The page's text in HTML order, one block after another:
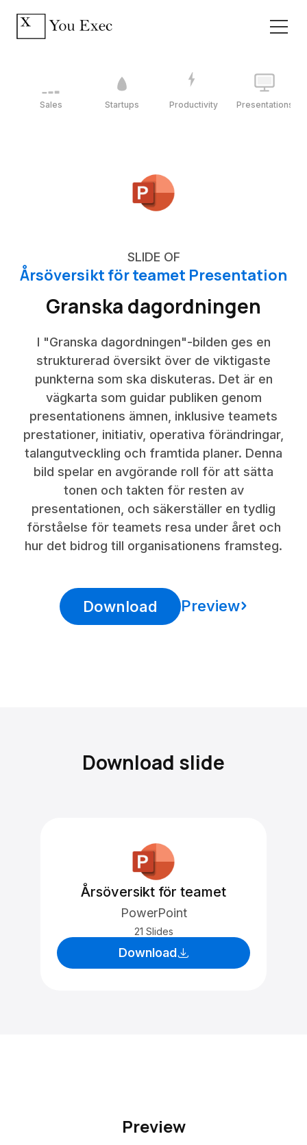
Sales Startups Productivity Presentations
SLIDE OF
Årsöversikt för teamet Presentation
Granska dagordningen
I "Granska dagordningen"-bilden ges en
strukturerad översikt över de viktigaste
punkterna som ska diskuteras. Det är en
vägkarta som guidar publiken genom
presentationens ämnen, inklusive teamets
prestationer, initiativ, operativa förändringar,
talangutveckling och framtida planer. Denna
bild spelar en avgörande roll för att sätta
tonen och takten för resten av
presentationen, och säkerställer en tydlig
förståelse för teamets resa under året och
hur det bidrog till organisationens framsteg.
Download Preview
Download slide
Årsöversikt för teamet
PowerPoint
21 Slides
Download
Preview